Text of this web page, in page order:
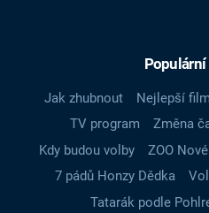
Jak zhubnout Nejlepší
TV program
Změna
Kdy budou volby
ZOO
7 pádů Honzy Dědka
Tatarák podle